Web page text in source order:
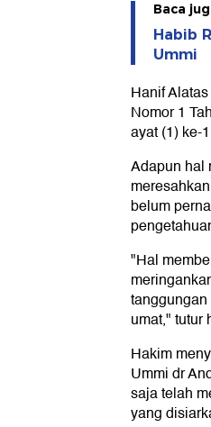
Baca
Habib
Ummi
Hanif
Nomor 1
ayat (1) ke-
Adapun hal
belum
"Hal
umat," tutur
Hakim
Ummi dr
saja telah
yang